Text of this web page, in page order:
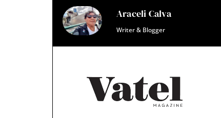
Araceli Calva
Writer & Blogger